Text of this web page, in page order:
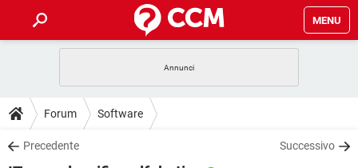
MENU
INTRATTENIMENTO
iOS
GUIDE
COVID-19
DOWNLOAD
Forum Software
Precedente Successivo